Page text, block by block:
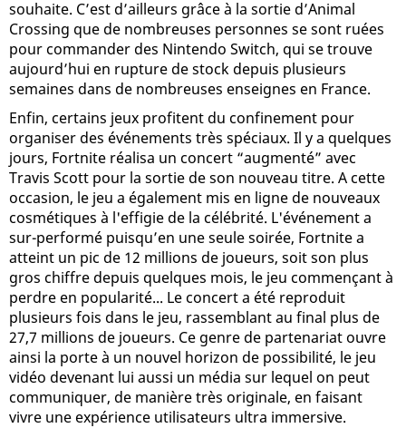
souhaite. C’est d’ailleurs grâce à la sortie d’Animal
Crossing que de nombreuses personnes se sont ruées
pour commander des Nintendo Switch, qui se trouve
aujourd’hui en rupture de stock depuis plusieurs
semaines dans de nombreuses enseignes en France.
Enfin, certains jeux profitent du confinement pour
organiser des événements très spéciaux. Il y a quelques
jours, Fortnite réalisa un concert “augmenté” avec
Travis Scott pour la sortie de son nouveau titre. A cette
occasion, le jeu a également mis en ligne de nouveaux
cosmétiques à l'effigie de la célébrité. L'événement a
sur-performé puisqu’en une seule soirée, Fortnite a
atteint un pic de 12 millions de joueurs, soit son plus
gros chiffre depuis quelques mois, le jeu commençant à
perdre en popularité... Le concert a été reproduit
plusieurs fois dans le jeu, rassemblant au final plus de
27,7 millions de joueurs. Ce genre de partenariat ouvre
ainsi la porte à un nouvel horizon de possibilité, le jeu
vidéo devenant lui aussi un média sur lequel on peut
communiquer, de manière très originale, en faisant
vivre une expérience utilisateurs ultra immersive.